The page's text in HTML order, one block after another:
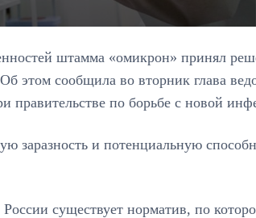
штамма «омикрон» принял
этом сообщила во вторник глава
правительстве по борьбе с новой
заразность и потенциальную
существует норматив, по